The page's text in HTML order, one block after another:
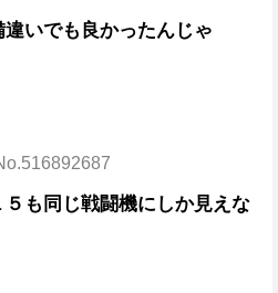
いでも良かったんじゃ
も同じ戦闘機にしか見えな